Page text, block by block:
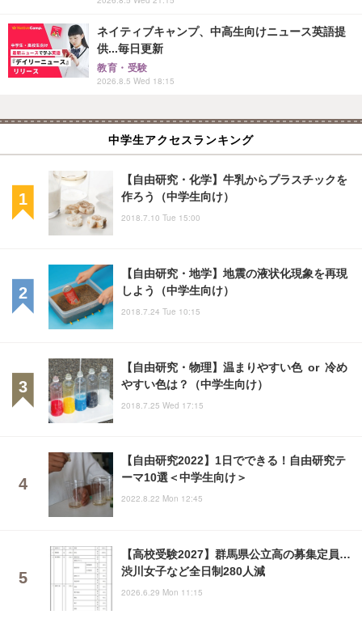
ネイティブキャンプ、中高生向けニュース英語提
供...毎日更新
教育・受験
2026.8.5 Wed 18:15
中学生アクセスランキング
【自由研究・化学】牛乳からプラスチックを
作ろう（中学生向け）
2018.7.10 Tue 15:00
【自由研究・地学】地震の液状化現象を再現
しよう（中学生向け）
2018.7.24 Tue 10:15
【自由研究・物理】温まりやすい色 or 冷め
やすい色は？（中学生向け）
2018.7.25 Wed 17:15
【自由研究2022】1日でできる！自由研究テ
ーマ10選＜中学生向け＞
2022.8.22 Mon 12:45
【高校受験2027】群馬県公立高の募集定員…
渋川女子など全日制280人減
2026.6.29 Mon 11:15